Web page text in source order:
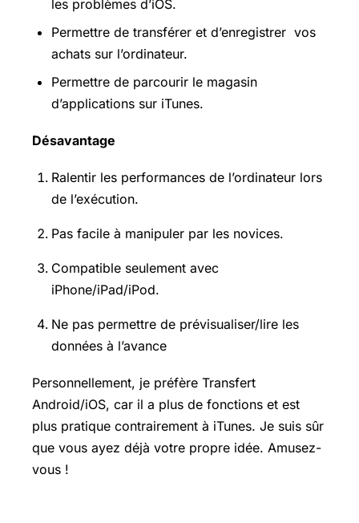
les problèmes d’iOS.
Permettre de transférer et d’enregistrer vos
achats sur l’ordinateur.
Permettre de parcourir le magasin
d’applications sur iTunes.
Désavantage
Ralentir les performances de l’ordinateur lors
de l’exécution.
Pas facile à manipuler par les novices.
Compatible seulement avec
iPhone/iPad/iPod.
Ne pas permettre de prévisualiser/lire les
données à l’avance
Personnellement, je préfère Transfert
Android/iOS, car il a plus de fonctions et est
plus pratique contrairement à iTunes. Je suis sûr
que vous ayez déjà votre propre idée. Amusez-
vous !